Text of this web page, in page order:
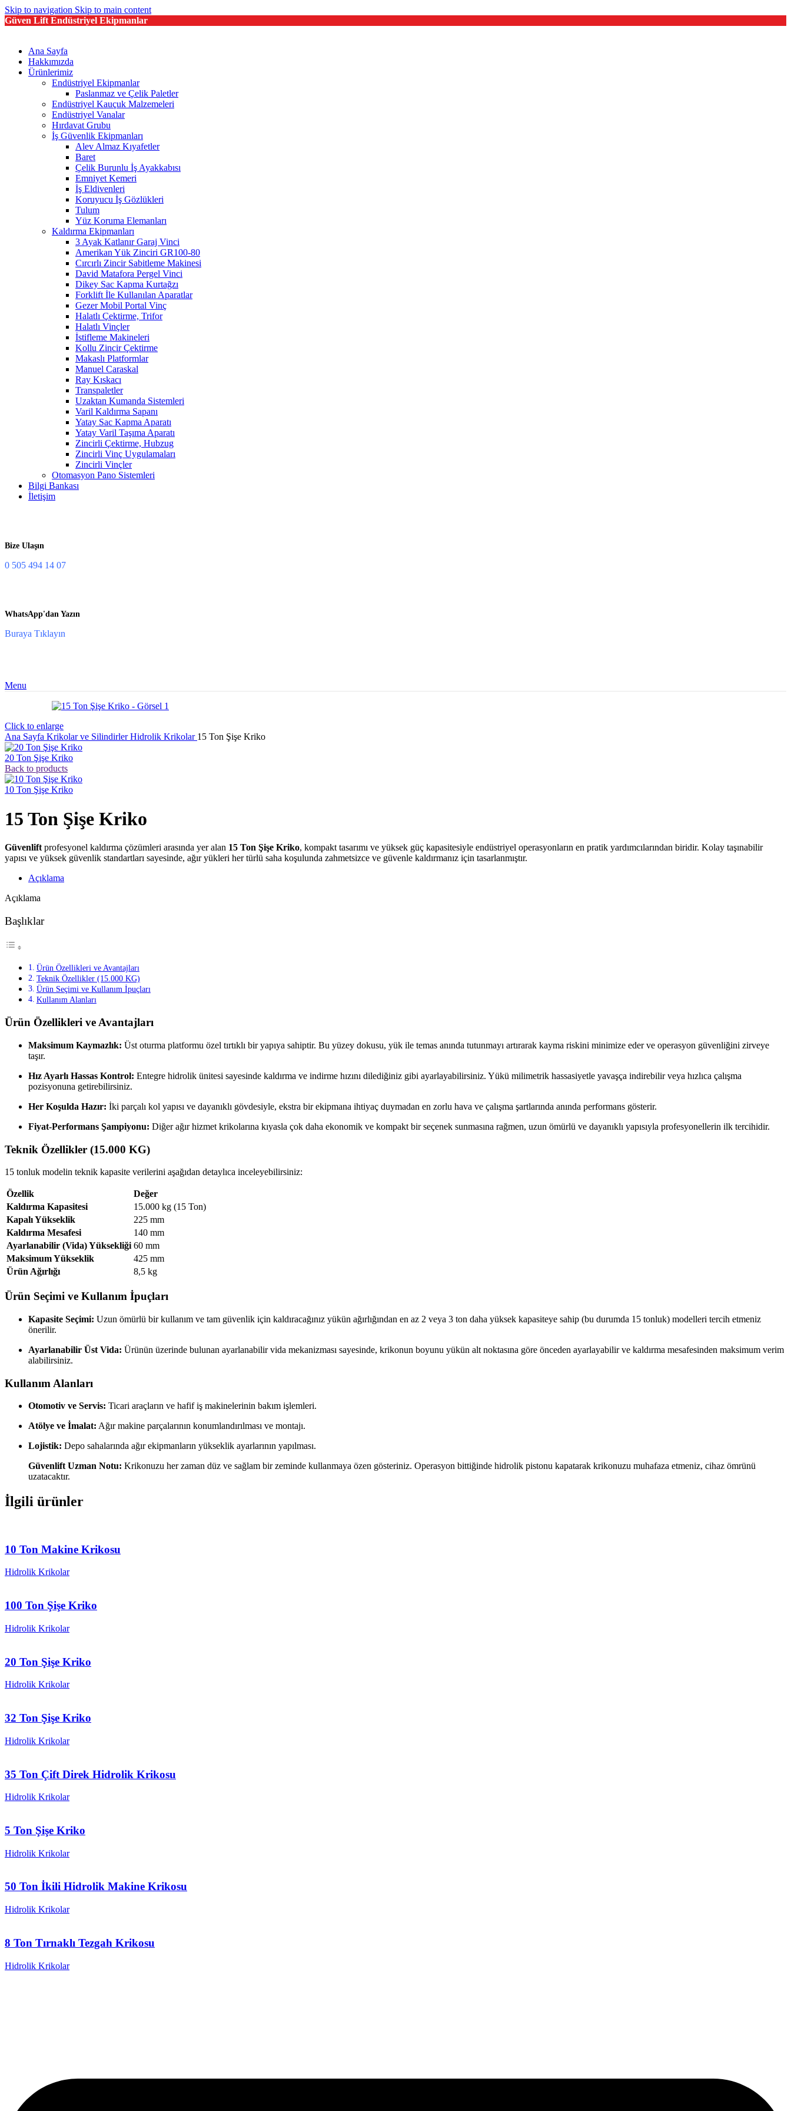
Skip to navigation Skip to main content
Güven Lift Endüstriyel Ekipmanlar
Ana Sayfa
Hakkımızda
Ürünlerimiz
Endüstriyel Ekipmanlar
Paslanmaz ve Çelik Paletler
Endüstriyel Kauçuk Malzemeleri
Endüstriyel Vanalar
Hırdavat Grubu
İş Güvenlik Ekipmanları
Alev Almaz Kıyafetler
Baret
Çelik Burunlu İş Ayakkabısı
Emniyet Kemeri
İş Eldivenleri
Koruyucu İş Gözlükleri
Tulum
Yüz Koruma Elemanları
Kaldırma Ekipmanları
3 Ayak Katlanır Garaj Vinci
Amerikan Yük Zinciri GR100-80
Cırcırlı Zincir Sabitleme Makinesi
David Matafora Pergel Vinci
Dikey Sac Kapma Kurtağzı
Forklift İle Kullanılan Aparatlar
Gezer Mobil Portal Vinç
Halatlı Çektirme, Trifor
Halatlı Vinçler
İstifleme Makineleri
Kollu Zincir Çektirme
Makaslı Platformlar
Manuel Caraskal
Ray Kıskacı
Transpaletler
Uzaktan Kumanda Sistemleri
Varil Kaldırma Sapanı
Yatay Sac Kapma Aparatı
Yatay Varil Taşıma Aparatı
Zincirli Çektirme, Hubzug
Zincirli Vinç Uygulamaları
Zincirli Vinçler
Otomasyon Pano Sistemleri
Bilgi Bankası
İletişim
Bize Ulaşın
0 505 494 14 07
WhatsApp'dan Yazın
Buraya Tıklayın
Menu
Click to enlarge
Ana Sayfa Krikolar ve SilindirlerHidrolik Krikolar 15 Ton Şişe Kriko
20 Ton Şişe Kriko
Back to products
10 Ton Şişe Kriko
15 Ton Şişe Kriko
Güvenlift profesyonel kaldırma çözümleri arasında yer alan 15 Ton Şişe Kriko, kompakt tasarımı ve yüksek güç kapasitesiyle endüstriyel operasyonların en pratik yardımcılarından biridir. Kolay taşınabilir
yapısı ve yüksek güvenlik standartları sayesinde, ağır yükleri her türlü saha koşulunda zahmetsizce ve güvenle kaldırmanız için tasarlanmıştır.
Açıklama
Açıklama
Başlıklar
Ürün Özellikleri ve Avantajları
Teknik Özellikler (15.000 KG)
Ürün Seçimi ve Kullanım İpuçları
Kullanım Alanları
Ürün Özellikleri ve Avantajları
Maksimum Kaymazlık: Üst oturma platformu özel tırtıklı bir yapıya sahiptir. Bu yüzey dokusu, yük ile temas anında tutunmayı artırarak kayma riskini minimize eder ve operasyon güvenliğini zirveye
taşır.
Hız Ayarlı Hassas Kontrol: Entegre hidrolik ünitesi sayesinde kaldırma ve indirme hızını dilediğiniz gibi ayarlayabilirsiniz. Yükü milimetrik hassasiyetle yavaşça indirebilir veya hızlıca çalışma
pozisyonuna getirebilirsiniz.
Her Koşulda Hazır: İki parçalı kol yapısı ve dayanıklı gövdesiyle, ekstra bir ekipmana ihtiyaç duymadan en zorlu hava ve çalışma şartlarında anında performans gösterir.
Fiyat-Performans Şampiyonu: Diğer ağır hizmet krikolarına kıyasla çok daha ekonomik ve kompakt bir seçenek sunmasına rağmen, uzun ömürlü ve dayanıklı yapısıyla profesyonellerin ilk tercihidir.
Teknik Özellikler (15.000 KG)
15 tonluk modelin teknik kapasite verilerini aşağıdan detaylıca inceleyebilirsiniz:
Özellik
Değer
Kaldırma Kapasitesi
15.000 kg (15 Ton)
Kapalı Yükseklik
225 mm
Kaldırma Mesafesi
140 mm
Ayarlanabilir (Vida) Yüksekliği 60 mm
Maksimum Yükseklik
425 mm
Ürün Ağırlığı
8,5 kg
Ürün Seçimi ve Kullanım İpuçları
Kapasite Seçimi: Uzun ömürlü bir kullanım ve tam güvenlik için kaldıracağınız yükün ağırlığından en az 2 veya 3 ton daha yüksek kapasiteye sahip (bu durumda 15 tonluk) modelleri tercih etmeniz
önerilir.
Ayarlanabilir Üst Vida: Ürünün üzerinde bulunan ayarlanabilir vida mekanizması sayesinde, krikonun boyunu yükün alt noktasına göre önceden ayarlayabilir ve kaldırma mesafesinden maksimum verim
alabilirsiniz.
Kullanım Alanları
Otomotiv ve Servis: Ticari araçların ve hafif iş makinelerinin bakım işlemleri.
Atölye ve İmalat: Ağır makine parçalarının konumlandırılması ve montajı.
Lojistik: Depo sahalarında ağır ekipmanların yükseklik ayarlarının yapılması.
Güvenlift Uzman Notu: Krikonuzu her zaman düz ve sağlam bir zeminde kullanmaya özen gösteriniz. Operasyon bittiğinde hidrolik pistonu kapatarak krikonuzu muhafaza etmeniz, cihaz ömrünü
uzatacaktır.
İlgili ürünler
10 Ton Makine Krikosu
Hidrolik Krikolar
100 Ton Şişe Kriko
Hidrolik Krikolar
20 Ton Şişe Kriko
Hidrolik Krikolar
32 Ton Şişe Kriko
Hidrolik Krikolar
35 Ton Çift Direk Hidrolik Krikosu
Hidrolik Krikolar
5 Ton Şişe Kriko
Hidrolik Krikolar
50 Ton İkili Hidrolik Makine Krikosu
Hidrolik Krikolar
8 Ton Tırnaklı Tezgah Krikosu
Hidrolik Krikolar